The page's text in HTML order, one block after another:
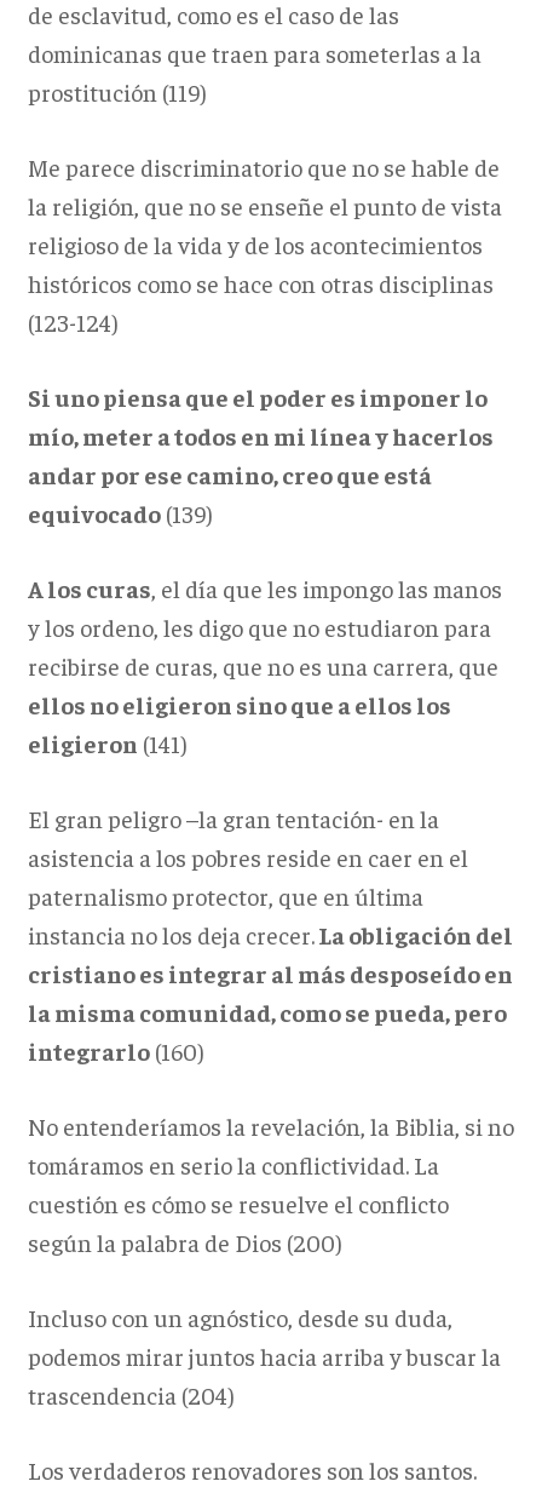
de esclavitud, como es el caso de las
dominicanas que traen para someterlas a la
prostitución (119)
Me parece discriminatorio que no se hable de
la religión, que no se enseñe el punto de vista
religioso de la vida y de los acontecimientos
históricos como se hace con otras disciplinas
(123-124)
Si uno piensa que el poder es imponer lo
mío, meter a todos en mi línea y hacerlos
andar por ese camino, creo que está
equivocado(139)
A los curas, el día que les impongo las manos
y los ordeno, les digo que no estudiaron para
recibirse de curas, que no es una carrera, que
ellos no eligieron sino que a ellos los
eligieron (141)
El gran peligro –la gran tentación- en la
asistencia a los pobres reside en caer en el
paternalismo protector, que en última
instancia no los deja crecer.La obligación del
cristiano es integrar al más desposeído en
la misma comunidad, como se pueda, pero
integrarlo(160)
No entenderíamos la revelación, la Biblia, si no
tomáramos en serio la conflictividad. La
cuestión es cómo se resuelve el conflicto
según la palabra de Dios (200)
Incluso con un agnóstico, desde su duda,
podemos mirar juntos hacia arriba y buscar la
trascendencia (204)
Los verdaderos renovadores son los santos.